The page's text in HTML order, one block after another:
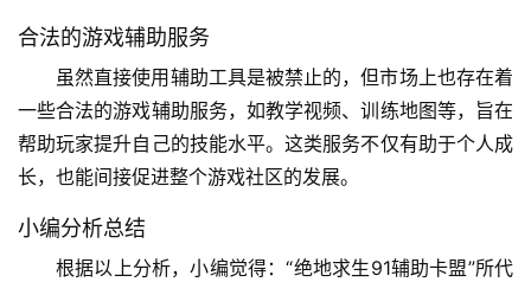
合法的游戏辅助服务
虽然直接使用辅助工具是被禁止的，但市场上也存在着
一些合法的游戏辅助服务，如教学视频、训练地图等，旨在
帮助玩家提升自己的技能水平。这类服务不仅有助于个人成
长，也能间接促进整个游戏社区的发展。
小编分析总结
根据以上分析，小编觉得：“绝地求生91辅助卡盟”所代